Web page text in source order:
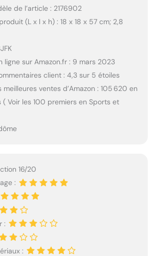
de l’article : 2176902
(L x l x h) : 18 x 18 x 57 cm; 2,8
ligne sur Amazon.fr : 9 mars 2023
client : 4,3 sur 5 étoiles
ventes d’Amazon : 105 620 en
( Voir les 100 premiers en Sports et
16/20
:
:
: